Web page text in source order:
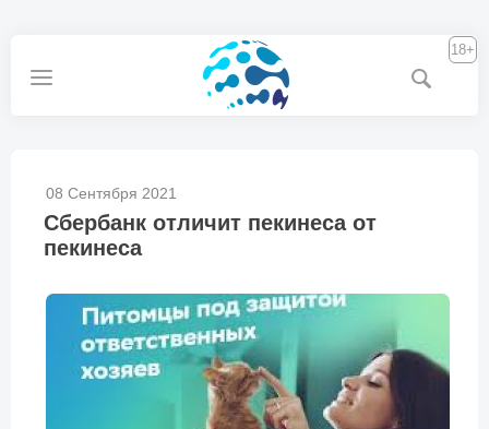
18+
08 Сентября 2021
Сбербанк отличит пекинеса от
пекинеса